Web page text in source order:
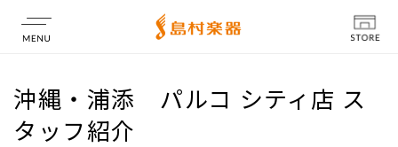
店舗情報
沖縄・浦添 パルコ シティ店 ス
タッフ紹介